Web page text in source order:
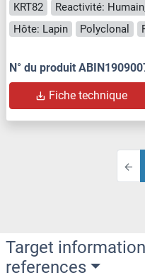
KRT82 Reactivité:
Hôte: Lapin
Polyclonal
N° du produit
Fiche technique
Target
references